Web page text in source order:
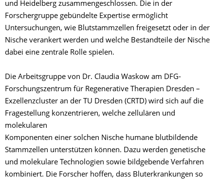
und Heidelberg zusammengeschlossen. Die in der
Forschergruppe gebündelte Expertise ermöglicht
Untersuchungen, wie Blutstammzellen freigesetzt oder in der
Nische verankert werden und welche Bestandteile der Nische
dabei eine zentrale Rolle spielen.
Die Arbeitsgruppe von Dr. Claudia Waskow am DFG-
Forschungszentrum für Regenerative Therapien Dresden –
Exzellenzcluster an der TU Dresden (CRTD) wird sich auf die
Fragestellung konzentrieren, welche zellulären und
molekularen
Komponenten einer solchen Nische humane blutbildende
Stammzellen unterstützen können. Dazu werden genetische
und molekulare Technologien sowie bildgebende Verfahren
kombiniert. Die Forscher hoffen, dass Bluterkrankungen so